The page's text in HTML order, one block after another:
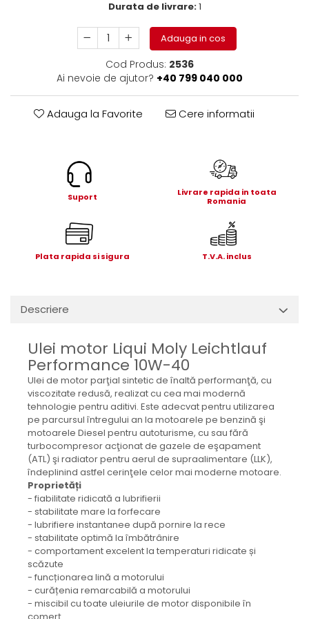
Motoare electrice si pompe
Role, bucse si bolturi
Cilindru hidraulic si burduf
Bolturi, role si bucse
Cilindri si burdufe
Pompe si motoare electrice
DAUTEL
Mecanica
electrice
Burdufuri si cilindri hidraulici
Role, bucsi si bolturi
BEHRENS
Bolturi - role - bucse
Burdufe si cilindri
Mecanice
Electrice
Hidraulice
Motoare electrice si pompe
SÖRENSEN
Mecanice
Electrice
Hidraulice
Cilindri hidraulici si burdufe
Durata de livrare:1
Adauga in cos
Cod Produs: 2536
Ai nevoie de ajutor? +40 799 040 000
Adauga la Favorite Cere informatii
Suport
Livrare rapida in toata
Romania
Plata rapida si sigura T.V.A. inclus
Descriere
Ulei motor Liqui Moly Leichtlauf
Performance 10W-40
Ulei de motor parţial sintetic de înaltă performanţă, cu
viscozitate redusă, realizat cu cea mai modernă
tehnologie pentru aditivi. Este adecvat pentru utilizarea
pe parcursul întregului an la motoarele pe benzină şi
motoarele Diesel pentru autoturisme, cu sau fără
turbocompresor acţionat de gazele de eşapament
(ATL) şi radiator pentru aerul de supraalimentare (LLK),
îndeplinind astfel cerinţele celor mai moderne motoare.
Proprietăți
- fiabilitate ridicată a lubrifierii
- stabilitate mare la forfecare
- lubrifiere instantanee după pornire la rece
- stabilitate optimă la îmbătrânire
- comportament excelent la temperaturi ridicate și
scăzute
- funcționarea lină a motorului
- curățenia remarcabilă a motorului
- miscibil cu toate uleiurile de motor disponibile în